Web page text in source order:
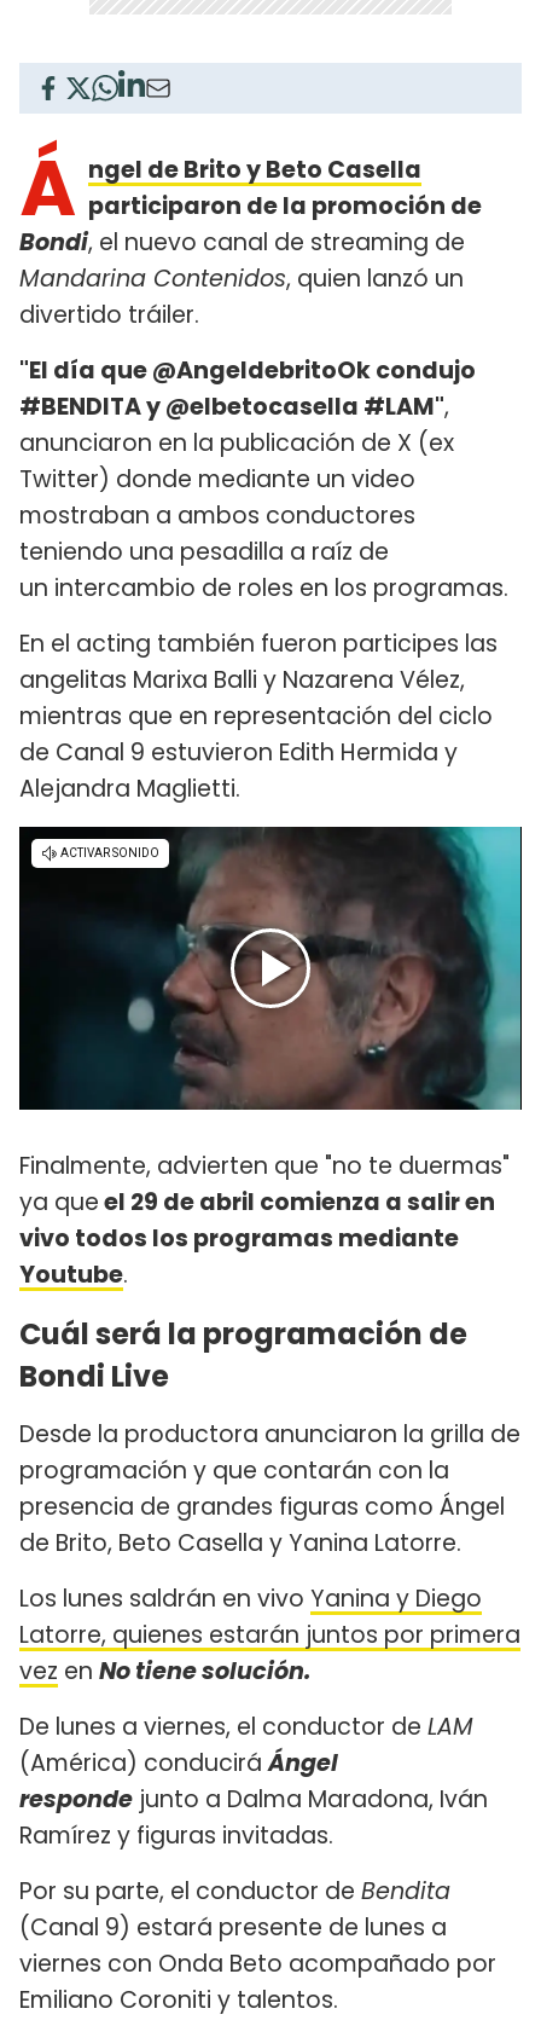
Á ngel de Brito y Beto Casella
participaron de la promoción de
Bondi, el nuevo canal de streaming de
Mandarina Contenidos, quien lanzó un
divertido tráiler.
"El día que @AngeldebritoOk condujo
#BENDITA y @elbetocasella #LAM",
anunciaron en la publicación de X (ex
Twitter) donde mediante un video
mostraban a ambos conductores
teniendo una pesadilla a raíz de
un intercambio de roles en los programas.
En el acting también fueron participes las
angelitas Marixa Balli y Nazarena Vélez,
mientras que en representación del ciclo
de Canal 9 estuvieron Edith Hermida y
Alejandra Maglietti.
Finalmente, advierten que "no te duermas"
ya queel 29 de abril comienza a salir en
vivo todos los programas mediante
Youtube.
Cuál será la programación de
Bondi Live
Desde la productora anunciaron la grilla de
programación y que contarán con la
presencia de grandes figuras como Ángel
de Brito, Beto Casella y Yanina Latorre.
Los lunes saldrán en vivo Yanina y Diego
Latorre, quienes estarán juntos por primera
vez en No tiene solución.
De lunes a viernes, el conductor de LAM
(América) conduciráÁngel
responde junto a Dalma Maradona, Iván
Ramírez y figuras invitadas.
Por su parte, el conductor de Bendita
(Canal 9) estará presente de lunes a
viernes con Onda Beto acompañado por
Emiliano Coroniti y talentos.